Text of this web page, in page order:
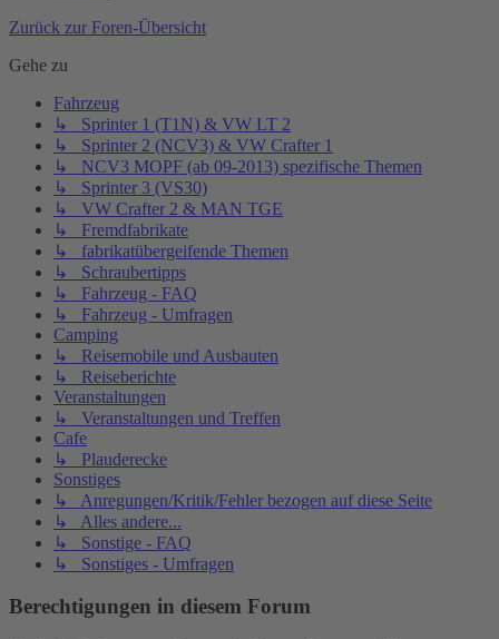
Zurück zur Foren-Übersicht
Gehe zu
Fahrzeug
↳ Sprinter 1 (T1N) & VW LT 2
↳ Sprinter 2 (NCV3) & VW Crafter 1
↳ NCV3 MOPF (ab 09-2013) spezifische Themen
↳ Sprinter 3 (VS30)
↳ VW Crafter 2 & MAN TGE
↳ Fremdfabrikate
↳ fabrikatübergeifende Themen
↳ Schraubertipps
↳ Fahrzeug - FAQ
↳ Fahrzeug - Umfragen
Camping
↳ Reisemobile und Ausbauten
↳ Reiseberichte
Veranstaltungen
↳ Veranstaltungen und Treffen
Cafe
↳ Plauderecke
Sonstiges
↳ Anregungen/Kritik/Fehler bezogen auf diese Seite
↳ Alles andere...
↳ Sonstige - FAQ
↳ Sonstiges - Umfragen
Berechtigungen in diesem Forum